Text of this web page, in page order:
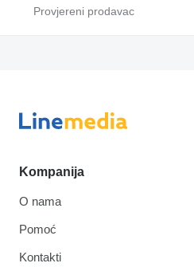
Kompanija
O nama
Pomoć
Kontakti